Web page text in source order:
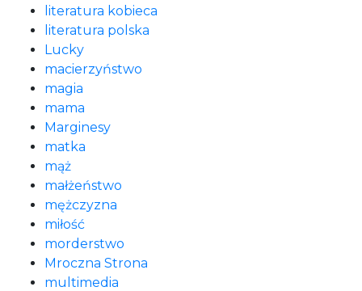
literatura kobieca
literatura polska
Lucky
macierzyństwo
magia
mama
Marginesy
matka
mąż
małżeństwo
mężczyzna
miłość
morderstwo
Mroczna Strona
multimedia